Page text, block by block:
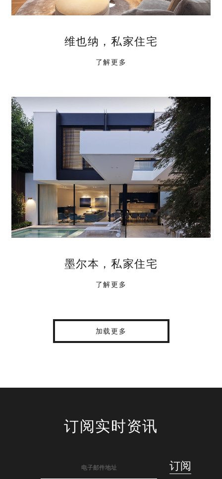
维也纳，私家住宅
了解更多
墨尔本，私家住宅
了解更多
加载更多
订阅实时资讯